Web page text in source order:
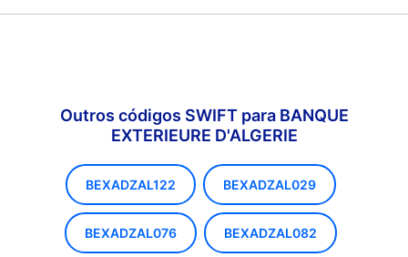
Outros códigos SWIFT para BANQUE
EXTERIEURE D'ALGERIE
BEXADZAL122 BEXADZAL029
BEXADZAL076 BEXADZAL082